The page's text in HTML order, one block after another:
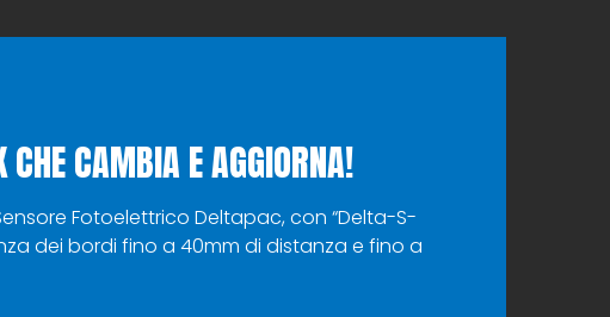
CHE CAMBIA E AGGIORNA!
Fotoelettrico Deltapac, con “Delta-S-
dei bordi fino a 40mm di distanza e fino a